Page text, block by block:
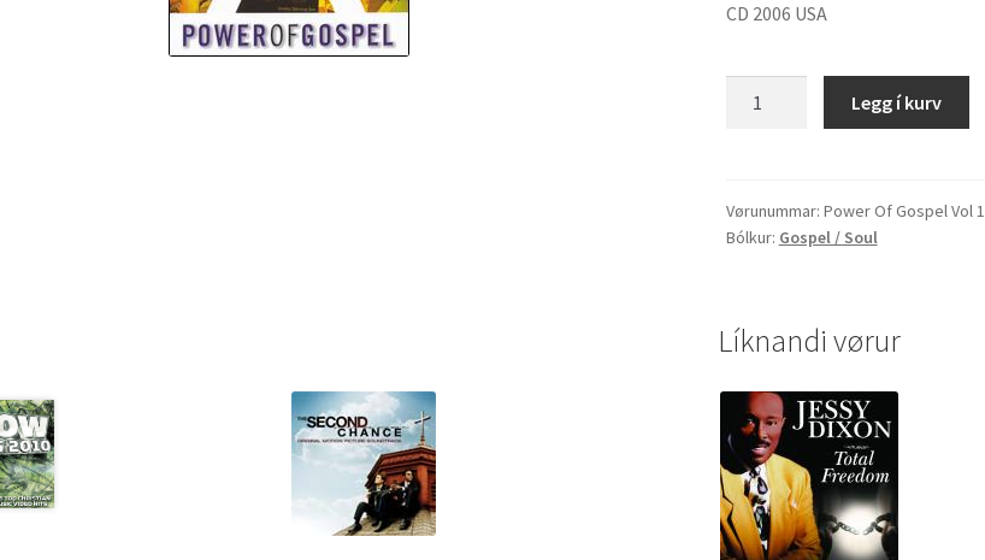
CD 2006 USA
1
quantity
Legg í kurv
Vørunummar: Power Of Gospel Vol 1
Bólkur: Gospel / Soul
Líknandi vørur